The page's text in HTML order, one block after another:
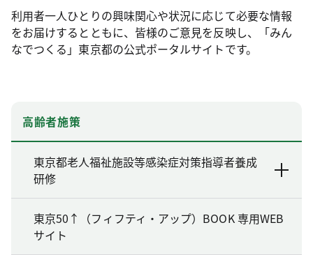
利用者一人ひとりの興味関心や状況に応じて必要な情報
をお届けするとともに、皆様のご意見を反映し、「みん
なでつくる」東京都の公式ポータルサイトです。
高齢者施策
東京都老人福祉施設等感染症対策指導者養成
研修
東京50↑（フィフティ・アップ）BOOK 専用WEB
サイト